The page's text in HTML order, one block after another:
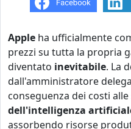
Apple ha ufficialmente
prezzi su tutta la propria
diventato inevitabile. La
dall'amministratore
conseguenza dei costi
dell'intelligenza
assorbendo risorse